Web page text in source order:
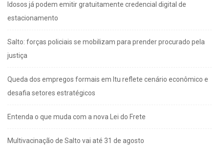
Idosos já podem emitir gratuitamente credencial digital de
estacionamento
Salto: forças policiais se mobilizam para prender procurado pela
justiça
Queda dos empregos formais em Itu reflete cenário econômico e
desafia setores estratégicos
Entenda o que muda com a nova Lei do Frete
Multivacinação de Salto vai até 31 de agosto